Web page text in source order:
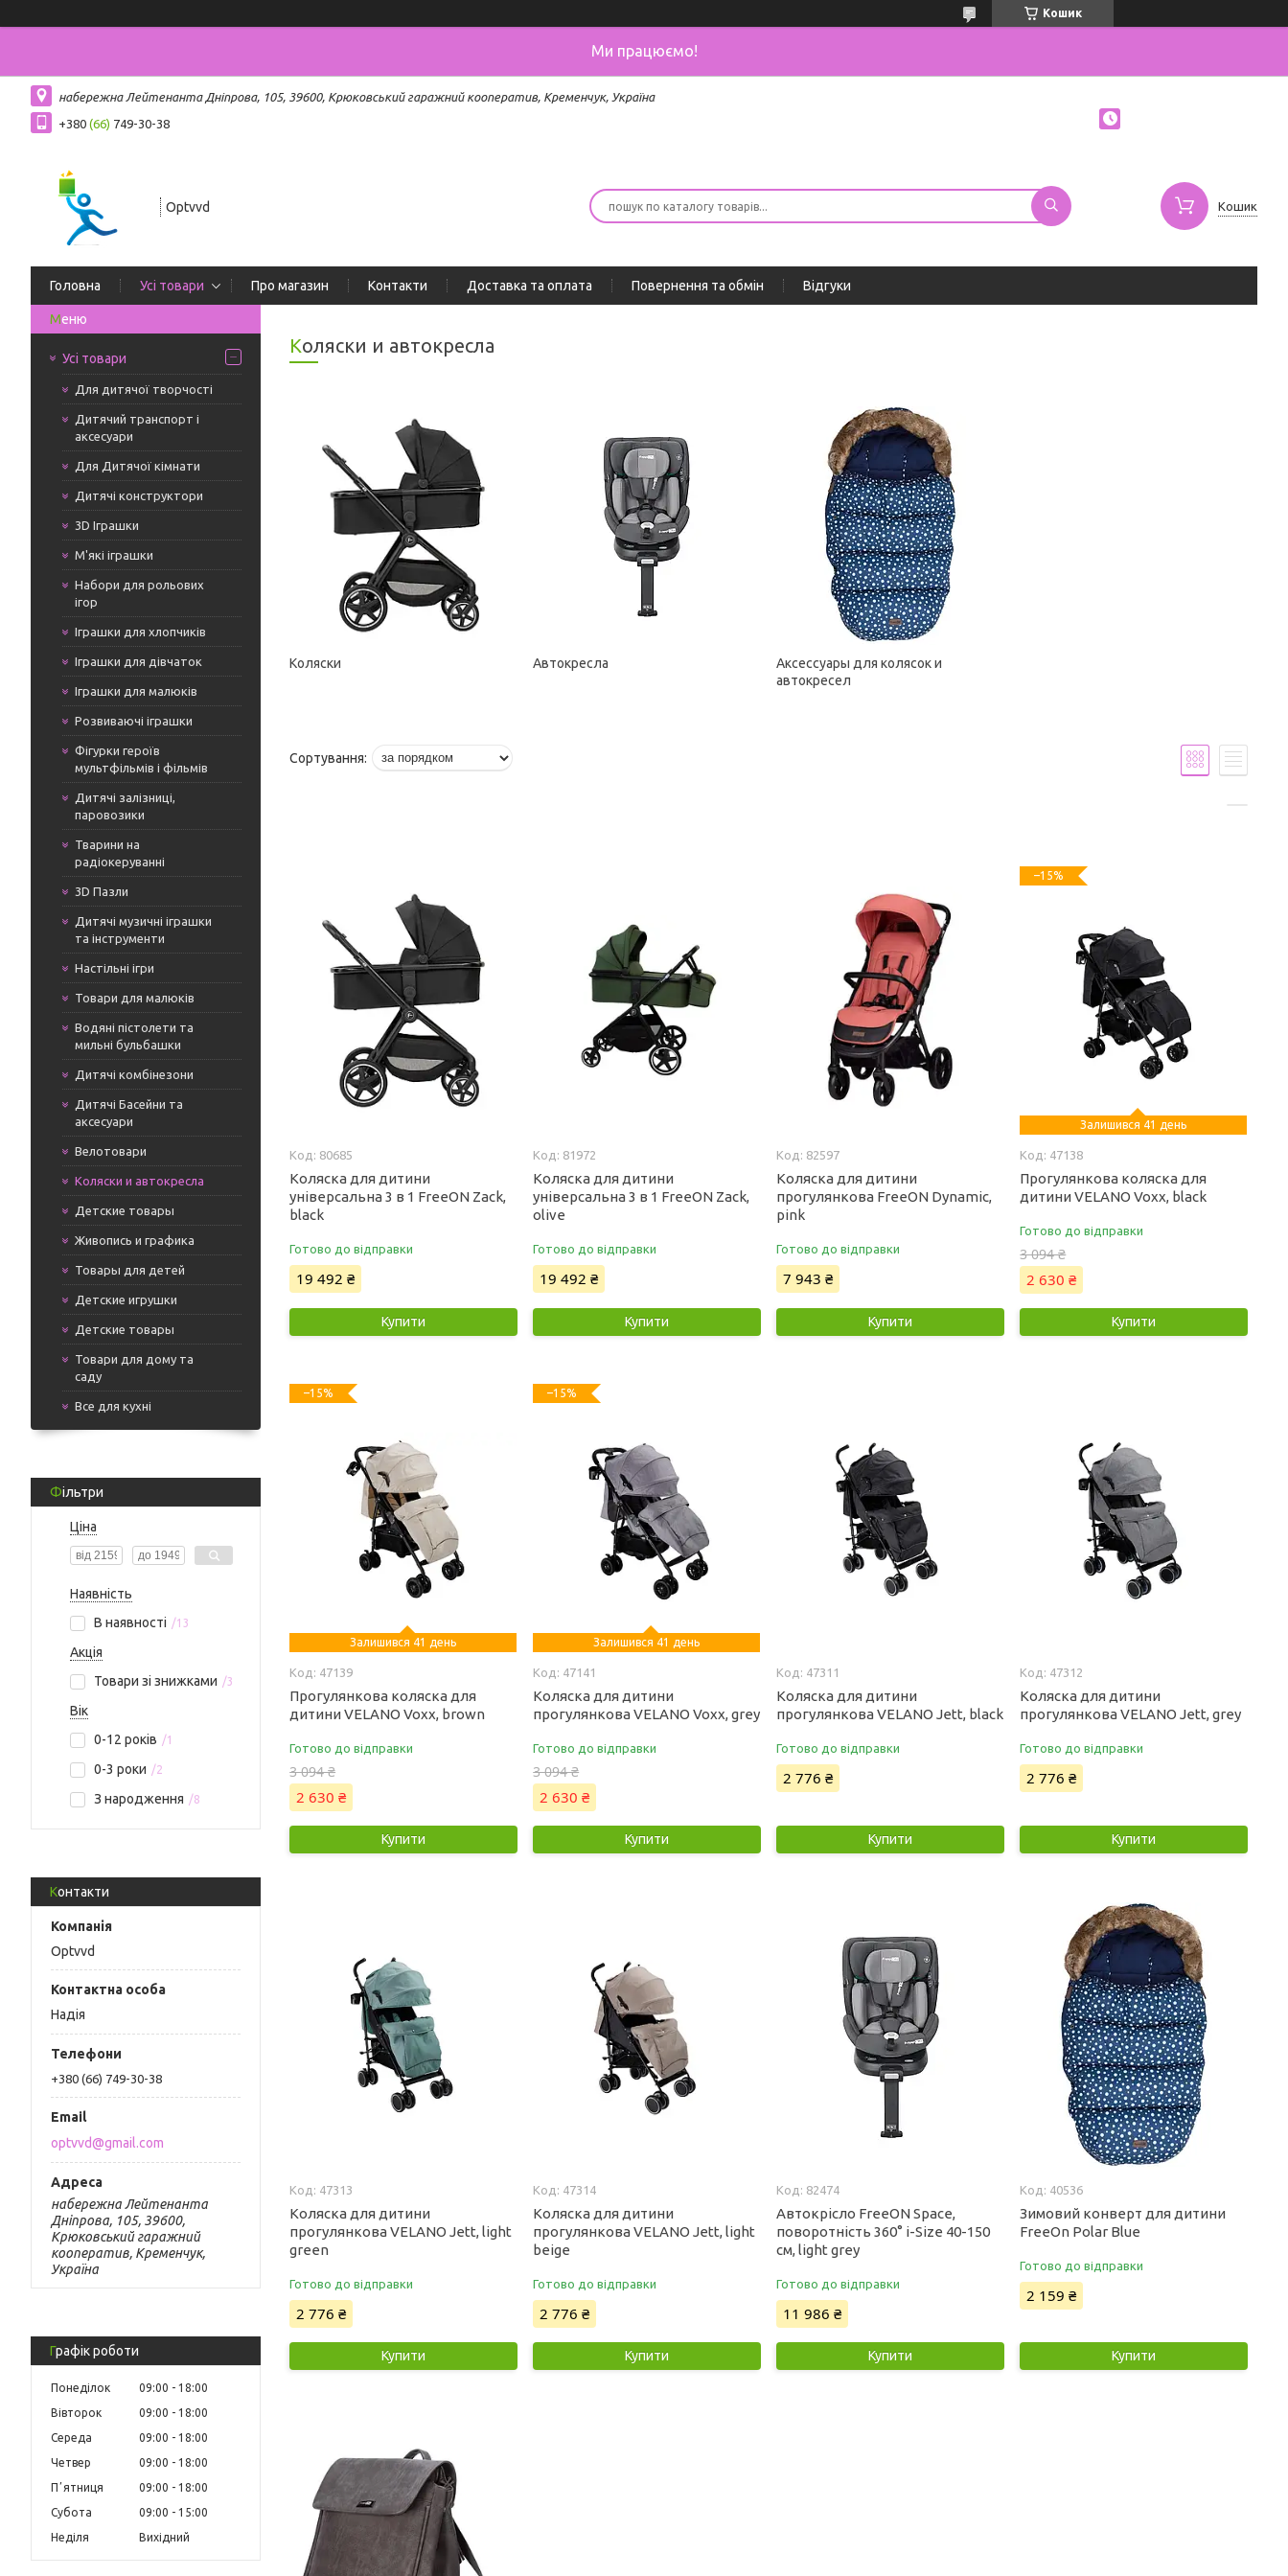
Кошик
Ми працюємо!
набережна Лейтенанта Дніпрова, 105, 39600, Крюковський гаражний кооператив, Кременчук, Україна
+380 (66) 749-30-38
Optvvd Кошик
Головна Усі товари Про магазин Контакти Доставка та оплата Повернення та обмін Відгуки
Усі товари
Для дитячої творчості
Дитячий транспорт і
аксесуари
Для Дитячої кімнати
Дитячі конструктори
3D Іграшки
М'які іграшки
Набори для рольових
ігор
Іграшки для хлопчиків
Іграшки для дівчаток
Іграшки для малюків
Розвиваючі іграшки
Фігурки героїв
мультфільмів і фільмів
Дитячі залізниці,
паровозики
Тварини на
радіокеруванні
3D Пазли
Дитячі музичні іграшки
та інструменти
Настільні ігри
Товари для малюків
Водяні пістолети та
мильні бульбашки
Дитячі комбінезони
Дитячі Басейни та
аксесуари
Велотовари
Коляски и автокресла
Детские товары
Живопись и графика
Товары для детей
Детские игрушки
Детские товары
Товари для дому та
саду
Все для кухні
Фільтри
Ціна
Наявність
В наявності
13
Акція
Товари зі знижками
3
Вік
0-12 років
1
0-3 роки 2
З народження 8
Контакти
Optvvd
Надія
+380 (66) 749-30-38
optvvd@gmail.com
набережна Лейтенанта
Дніпрова, 105, 39600,
Крюковський гаражний
кооператив, Кременчук,
Україна
Графік роботи
Понеділок 09:00
18:00
Вівторок
09:00
18:00
Середа
09:00
18:00
Четвер
09:00
18:00
Пʼятниця
09:00
18:00
Субота
09:00
15:00
Неділя
Вихідний
Коляски и автокресла
Коляски Автокресла
Аксессуары для колясок и
автокресел
80685
Коляска для дитини
універсальна 3 в 1 FreeON Zack,
black
Готово до відправки
19 492 ₴
Купити
81972
Коляска для дитини
універсальна 3 в 1 FreeON Zack,
olive
Готово до відправки
19 492 ₴
Купити
82597
Коляска для дитини
прогулянкова FreeON Dynamic,
pink
Готово до відправки
7 943 ₴
Купити
–15%
Залишився 41 день
47138
Прогулянкова коляска для
дитини VELANO Voxx, black
Готово до відправки
3 094 ₴
2 630 ₴
Купити
–15%
Залишився 41 день
47139
Прогулянкова коляска для
дитини VELANO Voxx, brown
Готово до відправки
3 094 ₴
2 630 ₴
Купити
–15%
Залишився 41 день
47141
Коляска для дитини
прогулянкова VELANO Voxx, grey
Готово до відправки
3 094 ₴
2 630 ₴
Купити
47311
Коляска для дитини
прогулянкова VELANO Jett, black
Готово до відправки
2 776 ₴
Купити
47312
Коляска для дитини
прогулянкова VELANO Jett, grey
Готово до відправки
2 776 ₴
Купити
47313
Коляска для дитини
прогулянкова VELANO Jett, light
green
Готово до відправки
2 776 ₴
Купити
47314
Коляска для дитини
прогулянкова VELANO Jett, light
beige
Готово до відправки
2 776 ₴
Купити
82474
Автокрісло FreeON Space,
поворотність 360° i-Size 40-150
см, light grey
Готово до відправки
11 986 ₴
Купити
40536
Зимовий конверт для дитини
FreeOn Polar Blue
Готово до відправки
2 159 ₴
Купити